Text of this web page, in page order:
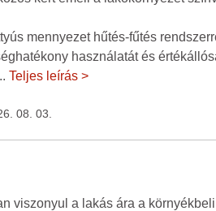
mennyezet hűtés-fűtés
használatát és
Teljes leírás >
08. 03.
viszonyul a lakás ára a